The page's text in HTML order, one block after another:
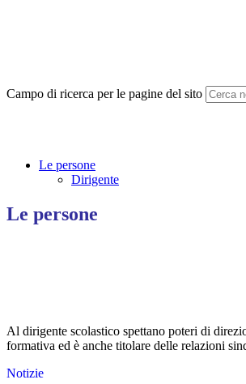
Campo di ricerca per le pagine del sito
Le persone
Dirigente
Le persone
Al dirigente scolastico spettano poteri di
formativa ed è anche titolare delle relazioni
Notizie